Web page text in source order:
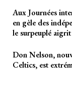
Aux Journées
en gèle des
le surpeuplé aigrit
Don Nelson,
Celtics, est